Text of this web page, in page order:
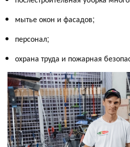
мытье окон и фасадов;
персонал;
охрана труда и пожарная